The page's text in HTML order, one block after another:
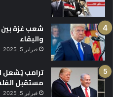
شعب غزة بين
والبقاء
فبراير 5, 2025
ترامب يُشعل
مستقبل
فبراير 5, 2025